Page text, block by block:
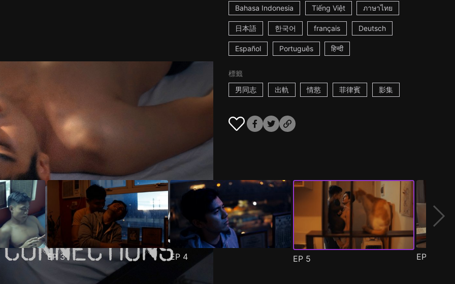
Bahasa Indonesia Tiếng Việt ภาษาไทย
日本語 한국어 français Deutsch
Español Português हिन्दी
標籤
男同志
出軌 情慾 菲律賓 影集
EP3 EP 4 EP 5 EP